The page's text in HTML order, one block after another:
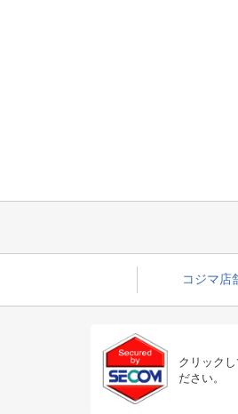
コジマ店
クリック
ださい。